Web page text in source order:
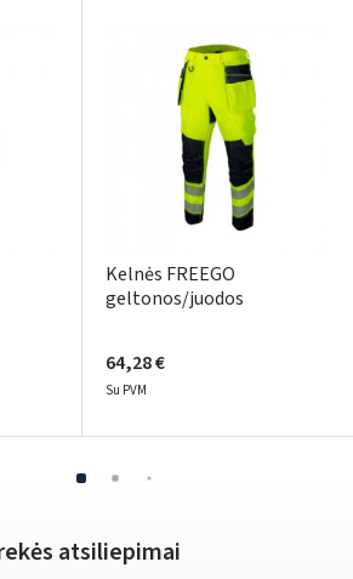
Kelnės FREEGO
geltonos/juodos
64,28 €
Su PVM
atsiliepimai